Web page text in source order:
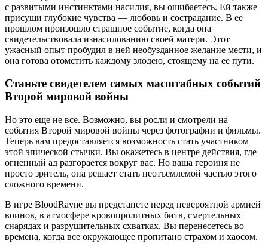
с развитыми инстинктами насилия, вы ошибаетесь. Ей также
присущи глубокие чувства — любовь и сострадание. В ее
прошлом произошло страшное событие, когда она
свидетельствовала изнасилованию своей матери. Этот
ужасный опыт пробудил в ней необузданное желание мести, и
она готова отомстить каждому злодею, стоящему на ее пути.
Станьте свидетелем самых масштабных событий
Второй мировой войны
Но это еще не все. Возможно, вы росли и смотрели на
события Второй мировой войны через фотографии и фильмы.
Теперь вам предоставляется возможность стать участником
этой эпической стычки. Вы окажетесь в центре действия, где
огненный ад разгорается вокруг вас. Но ваша героиня не
просто зритель, она решает стать неотъемлемой частью этого
сложного времени.
В игре BloodRayne вы предстанете перед невероятной армией
воинов, в атмосфере кровопролитных битв, смертельных
снарядах и разрушительных схватках. Вы перенесетесь во
времена, когда все окружающее пропитано страхом и хаосом.